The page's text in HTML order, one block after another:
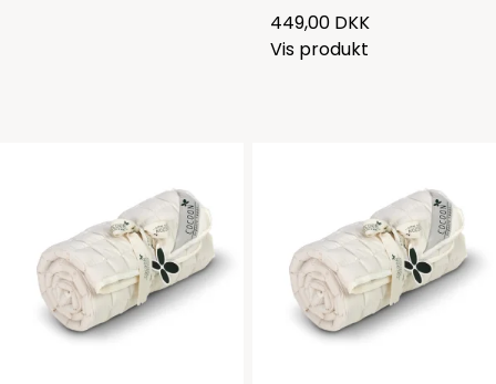
449,00 DKK
Vis produkt